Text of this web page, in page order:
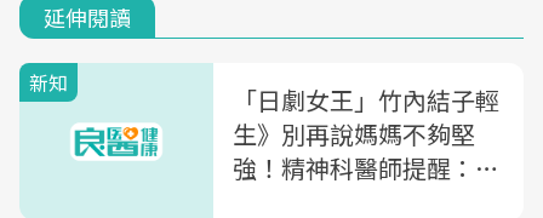
延伸閱讀
新知
「日劇女王」竹內結子輕
生》別再說媽媽不夠堅
強！精神科醫師提醒：產